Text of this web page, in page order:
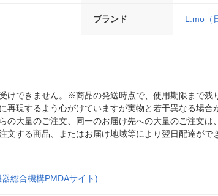
ブランド L.mo（
けできません。※商品の発送時点で、使用期限まで
再現するよう心がけていますが実物と若干異なる場
の大量のご注文、同一のお届け先への大量のご注文は
する商品、またはお届け地域等により翌日配達がで
総合機構PMDAサイト)